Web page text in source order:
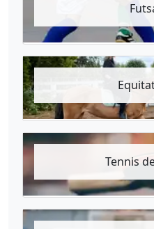
Tennis